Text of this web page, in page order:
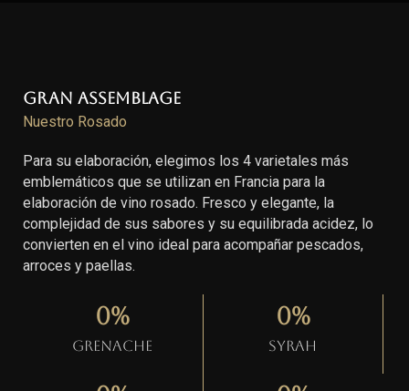
Gran Assemblage
Nuestro Rosado
Para su elaboración, elegimos los 4 varietales más
emblemáticos que se utilizan en Francia para la
elaboración de vino rosado. Fresco y elegante, la
complejidad de sus sabores y su equilibrada acidez, lo
convierten en el vino ideal para acompañar pescados,
arroces y paellas.
Grenache
0%
Syrah
0%